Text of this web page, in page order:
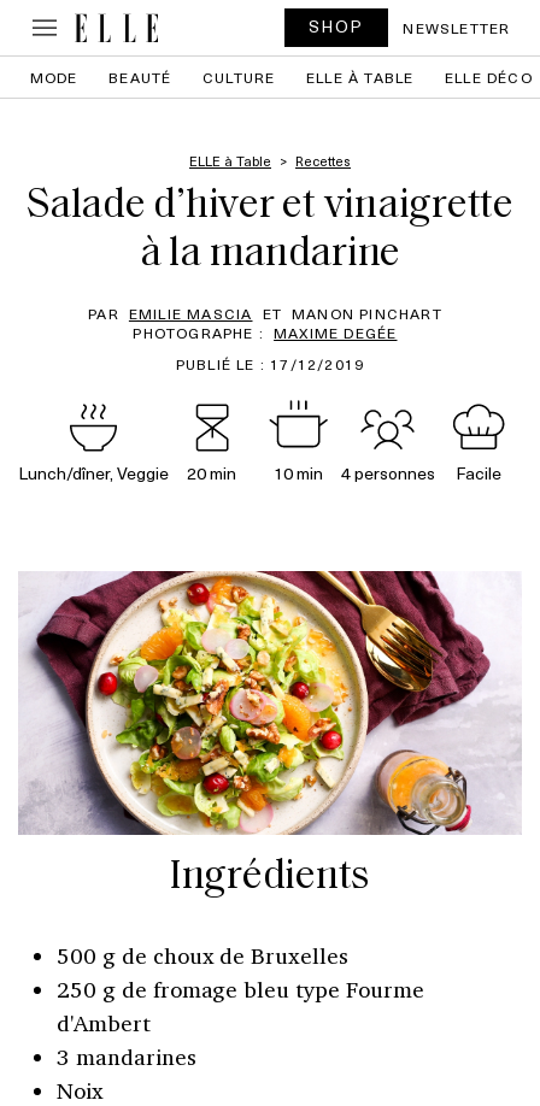
SHOP NEWSLETTER
MODE BEAUTÉ CULTURE ELLE À TABLE ELLE DÉCO
ELLE à Table Recettes
Salade d’hiver et vinaigrette
à la mandarine
PAR EMILIE MASCIA ET MANON PINCHART
PHOTOGRAPHE : MAXIME DEGÉE
PUBLIÉ LE : 17/12/2019
Lunch/dîner, Veggie 20 min 10 min 4 personnes Facile
Ingrédients
500 g de choux de Bruxelles
250 g de fromage bleu type Fourme
d'Ambert
3 mandarines
Noix